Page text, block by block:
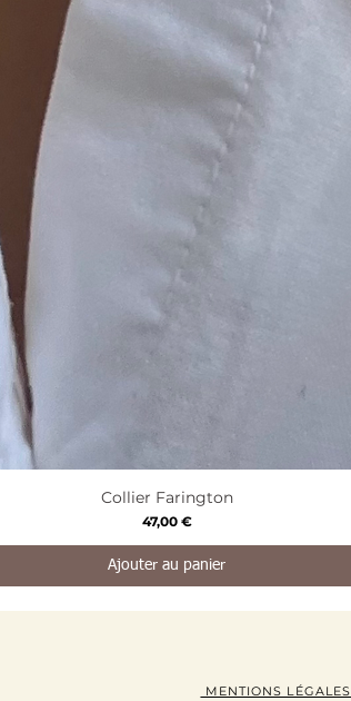
Aperçu rapide
Collier Farington
Prix
47,00 €
Ajouter au panier
MENTIONS LÉGALES